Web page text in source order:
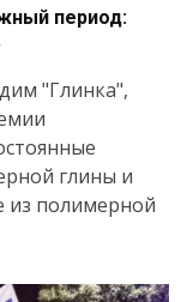
период:
"Глинка",
глины и
из полимерной